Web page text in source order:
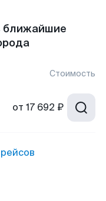
ближайшие
Стоимость
от 17 692 ₽